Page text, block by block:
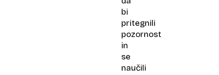
bi
pritegnili
pozornost
in
se
naučili